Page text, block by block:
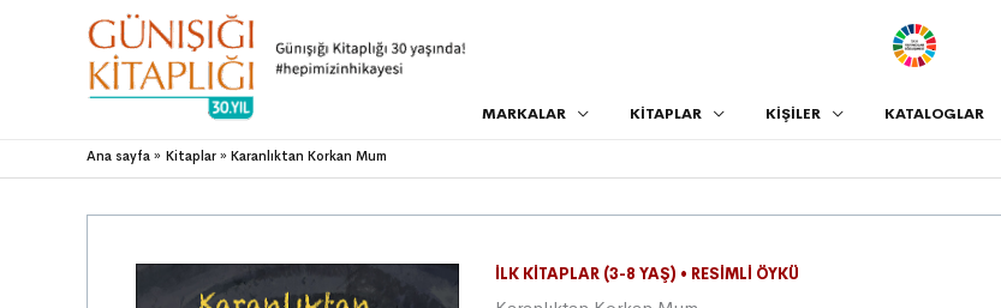
.
MARKALAR KİTAPLAR KİŞİLER KATALOGLAR
Ana sayfa Kitaplar Karanlıktan Korkan Mum
İLK KITAPLAR (3-8 YAŞ) • RESIMLI ÖYKÜ